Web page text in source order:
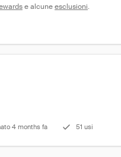
e alcune esclusioni.
4 months fa 51 usi